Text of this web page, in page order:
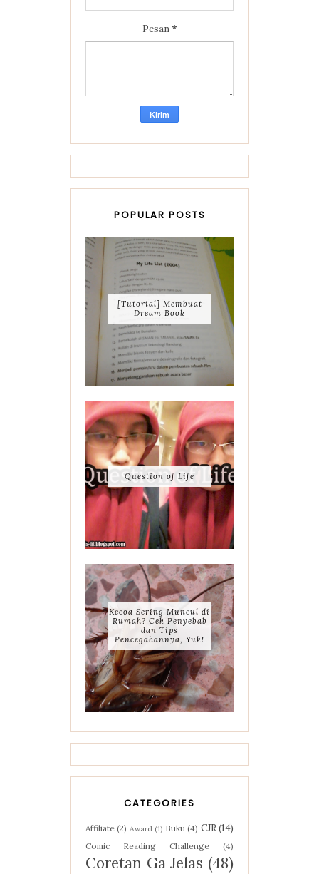
Pesan *
POPULAR POSTS
[Tutorial] Membuat
Dream Book
Question of Life
Kecoa Sering Muncul di
Rumah? Cek Penyebab
dan Tips
Pencegahannya, Yuk!
CATEGORIES
Affiliate (2) Award (1) Buku (4) CJR (14)
Comic Reading Challenge (4)
Coretan Ga Jelas (48)